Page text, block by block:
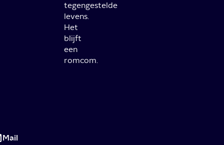
tegengestelde
levens.
Het
blijft
een
romcom.
Me:
Mail